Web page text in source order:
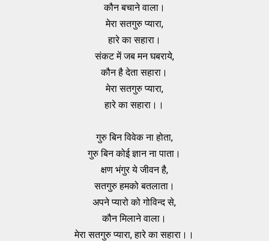
कौन बचाने वाला।
मेरा सतगुरु प्यारा,
हारे का सहारा।
संकट में जब मन घबराये,
कौन है देता सहारा।
मेरा सतगुरु प्यारा,
हारे का सहारा।।
गुरु बिन विवेक ना होता,
गुरु बिन कोई ज्ञान ना पाता।
क्षण भंगुर ये जीवन है,
सतगुरु हमको बतलाता।
अपने प्यारो को गोविन्द से,
कौन मिलाने वाला।
मेरा सतगुरु प्यारा, हारे का सहारा।।